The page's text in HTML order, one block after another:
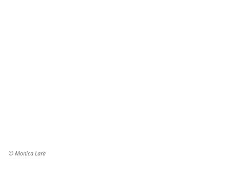
© Monica Lara